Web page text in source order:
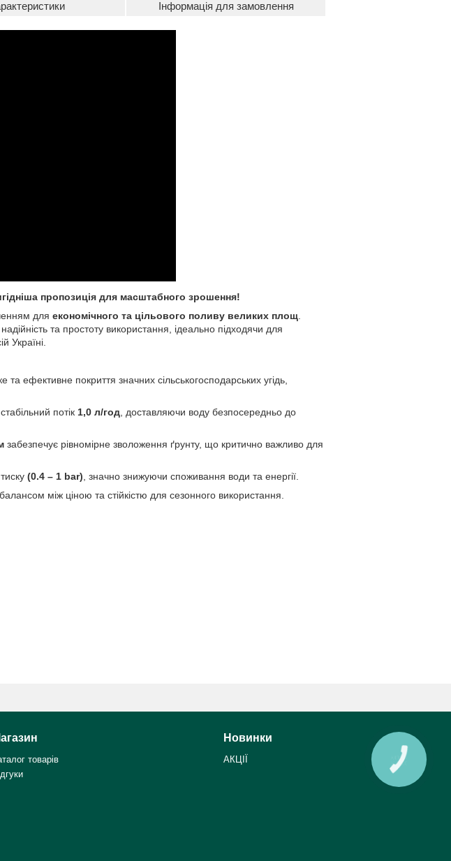
Інформація для замовлення
пропозиція для масштабного зрошення!
для економічного та цільового поливу великих площ.
та простоту використання, ідеально підходячи для
Україні.
та ефективне покриття значних сільськогосподарських угідь,
потік 1,0 л/год, доставляючи воду безпосередньо до
забезпечує рівномірне зволоження ґрунту, що критично важливо для
(0.4 – 1 bar), значно знижуючи споживання води та енергії.
між ціною та стійкістю для сезонного використання.
товарів
Новинки
АКЦІЇ
КНОПКА
ЗВ'ЯЗКУ